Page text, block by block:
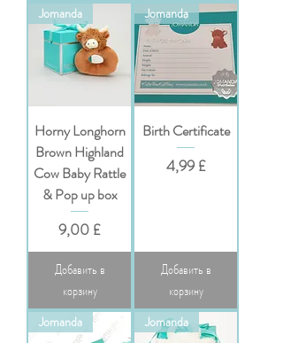
Jomanda
Horny Longhorn
Brown Highland
Cow Baby Rattle
& Pop up box
Цена
9,00 £
Добавить в
корзину
Jomanda
Birth Certificate
Цена
4,99 £
Добавить в
корзину
Jomanda Jomanda